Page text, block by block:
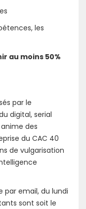
les
au moins 50%
par le
digital, serial
des
du CAC 40
de vulgarisation
par email, du lundi
sont soit le